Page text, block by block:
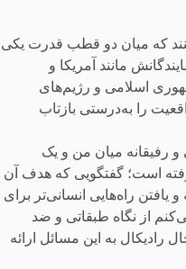
که میان دو قطب قدرت یکی
مانند آمریکا و
اسلامی و رژیم‌های
را به‌درستی بازتاب
رفیقانه میان من و یک
است؛ گفتگویی که هدف آن
یافتن راه‌هایی انسانی‌تر برای
از نگاه طبقاتی و ضد
رادیکال به این مسائل ارائه